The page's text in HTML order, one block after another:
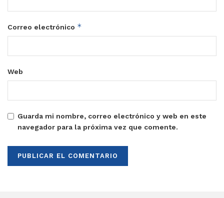
Correo electrónico *
Web
Guarda mi nombre, correo electrónico y web en este
navegador para la próxima vez que comente.